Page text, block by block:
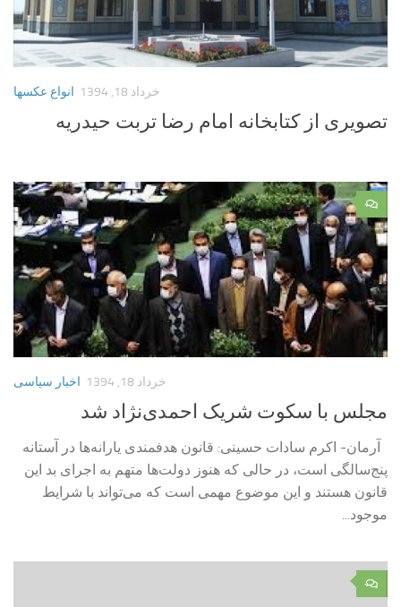
انواع عکسها خرداد 18, 1394
تصویری از کتابخانه امام رضا تربت حیدریه
۰
اخبار سیاسی خرداد 18, 1394
مجلس با سکوت شریک احمدی‌نژاد شد
آرمان- اکرم سادات حسینی: قانون هدفمندی یارانه‌ها در آستانه
پنج‌سالگی است، در حالی که هنوز دولت‌ها متهم به اجرای بد این
قانون هستند و این موضوع مهمی است که می‌تواند با شرایط
موجود...
۰